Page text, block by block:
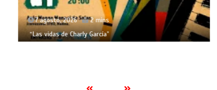
7 agosto, 2026 2 mins
“Las vidas de Charly García”